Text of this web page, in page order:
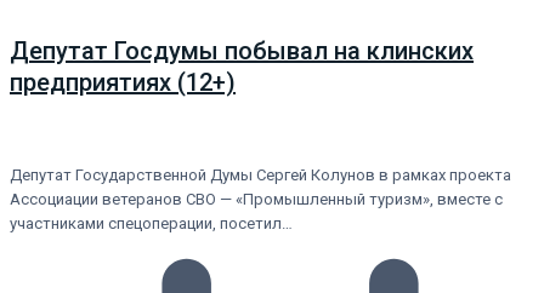
Депутат Госдумы побывал на клинских
предприятиях (12+)
Депутат Государственной Думы Сергей Колунов в рамках проекта
Ассоциации ветеранов СВО — «Промышленный туризм», вместе с
участниками спецоперации, посетил…